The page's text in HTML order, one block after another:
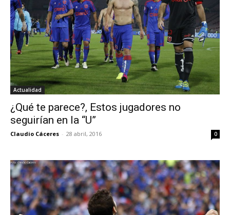
Actualidad
¿Qué te parece?, Estos jugadores no
seguirían en la “U”
Claudio Cáceres - 28 abril, 2016 0